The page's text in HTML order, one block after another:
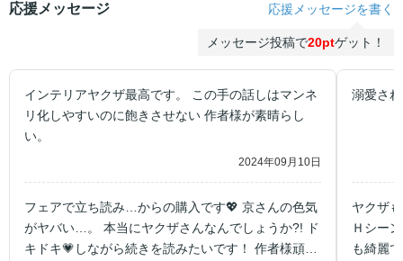
応援メッセージ 応援メッセージを書く
メッセージ投稿で20ptゲット！
インテリアヤクザ最高です。 この手の話しはマンネ
リ化しやすいのに飽きさせない 作者様が素晴らし
い。
2024年09月10日
フェアで立ち読み…からの購入です💖 京さんの色気
がヤバい…。 本当にヤクザさんなんでしょうか?! ド
キドキ💗しながら続きを読みたいです！ 作者様頑張
溺愛さ
ヤクザ
Ｈシー
も綺麗